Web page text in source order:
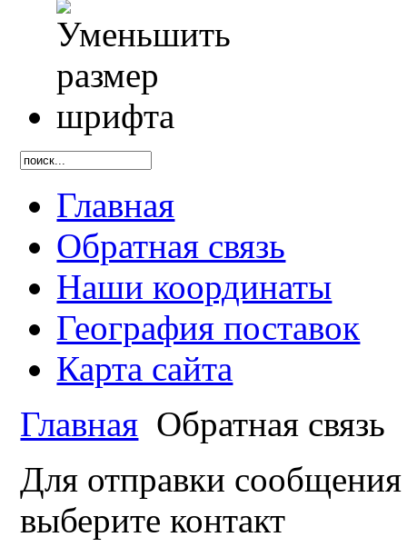
Главная
Обратная связь
Наши координаты
География поставок
Карта сайта
Главная Обратная связь
Для отправки
выберите контакт